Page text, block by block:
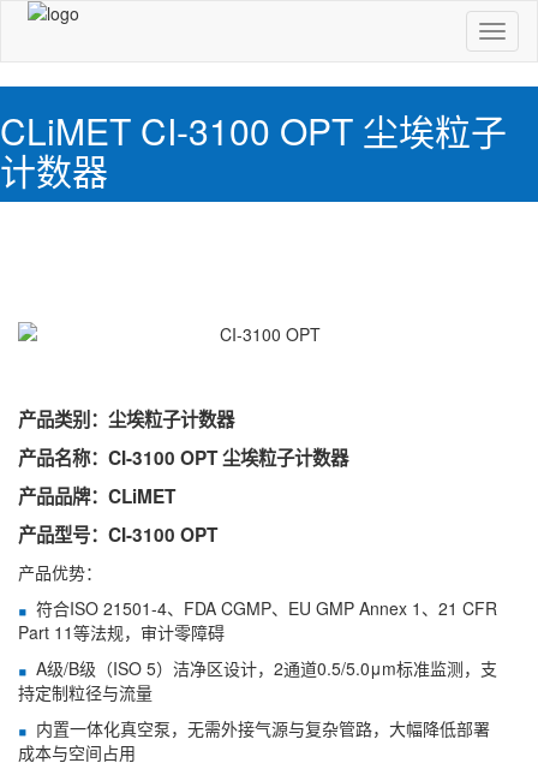
切
换
导
CLiMET CI-3100 OPT 尘埃粒子
计数器
产品类别：尘埃粒子计数器
产品名称：CI-3100 OPT 尘埃粒子计数器
产品品牌：CLiMET
产品型号：CI-3100 OPT
产品优势：
符合ISO 21501-4、FDA CGMP、EU GMP Annex 1、21 CFR
Part 11等法规，审计零障碍
A级/B级（ISO 5）洁净区设计，2通道0.5/5.0μm标准监测，支
持定制粒径与流量
内置一体化真空泵，无需外接气源与复杂管路，大幅降低部署
成本与空间占用